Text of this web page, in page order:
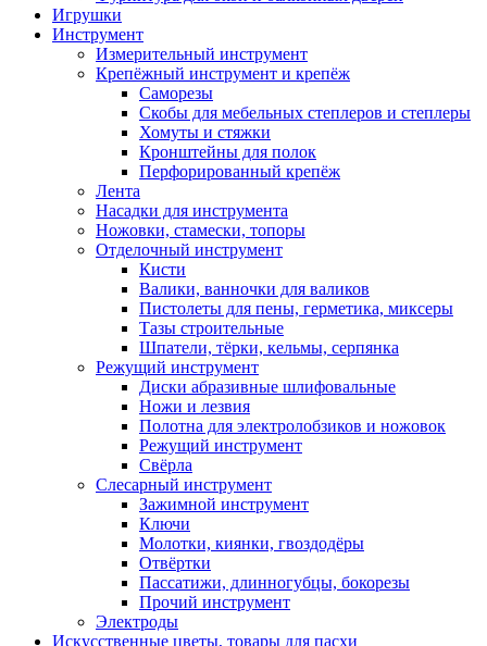
Игрушки
Инструмент
Измерительный инструмент
Крепёжный инструмент и крепёж
Саморезы
Скобы для мебельных степлеров и степлеры
Хомуты и стяжки
Кронштейны для полок
Перфорированный крепёж
Лента
Насадки для инструмента
Ножовки, стамески, топоры
Отделочный инструмент
Кисти
Валики, ванночки для валиков
Пистолеты для пены, герметика, миксеры
Тазы строительные
Шпатели, тёрки, кельмы, серпянка
Режущий инструмент
Диски абразивные шлифовальные
Ножи и лезвия
Полотна для электролобзиков и ножовок
Режущий инструмент
Свёрла
Слесарный инструмент
Зажимной инструмент
Ключи
Молотки, киянки, гвоздодёры
Отвёртки
Пассатижи, длинногубцы, бокорезы
Прочий инструмент
Электроды
Искусственные цветы, товары для пасхи